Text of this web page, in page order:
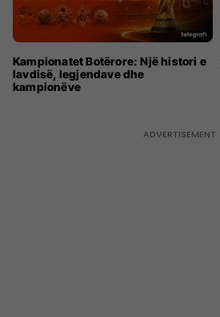
Kampionatet Botërore: Një histori e
lavdisë, legjendave dhe
kampionëve